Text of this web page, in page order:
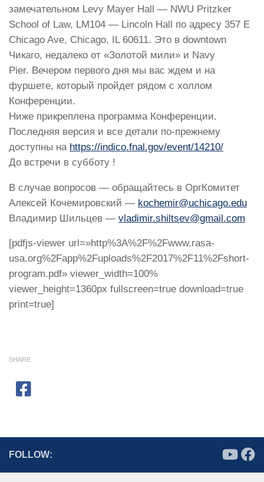
замечательном Levy Mayer Hall — NWU Pritzker
School of Law, LM104 — Lincoln Hall по адресу 357 E
Chicago Ave, Chicago, IL 60611. Это в downtown
Чикаго, недалеко от «Золотой мили» и Navy
Pier. Вечером первого дня мы вас ждем и на
фуршете, который пройдет рядом с холлом
Конференции.
Ниже прикреплена программа Конференции.
Последняя версия и все детали по-прежнему
доступны на https://indico.fnal.gov/event/14210/
До встречи в субботу !
В случае вопросов — обращайтесь в ОргКомитет
Алексей Кочемировский — kochemir@uchicago.edu
Владимир Шильцев — vladimir.shiltsev@gmail.com
[pdfjs-viewer url=»http%3A%2F%2Fwww.rasa-
usa.org%2Fapp%2Fuploads%2F2017%2F11%2Fshort-
program.pdf» viewer_width=100%
viewer_height=1360px fullscreen=true download=true
print=true]
SHARE
FOLLOW: